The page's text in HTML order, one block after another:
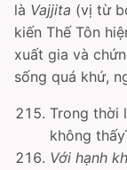
là Vajjita (vị từ
kiến Thế Tôn
xuất gia và
sống quá khứ,
Trong thời
không
Với hạnh